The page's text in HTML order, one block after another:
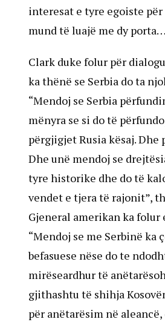
interesat e tyre egoiste
mund të luajë me dy
Clark duke folur për
ka thënë se Serbia do ta
“Mendoj se Serbia
mënyra se si do të
përgjigjet Rusia kësaj.
Dhe unë mendoj se
tyre historike dhe do të
vendet e tjera të rajonit”,
Gjeneral amerikan ka folur
“Mendoj se me Serbinë
befasuese nëse do te
mirëseardhur të
gjithashtu të shihja
për anëtarësim në